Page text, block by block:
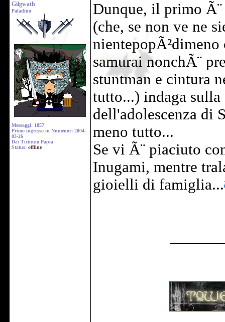
Gilgwath
Paladino
Messaggi: 1857
Primo ingresso in Numenor: 2004-
03-26
Da: Ticinum Papia
Status: offline
Dunque, il primo
(che, se non ve ne
samurai nonchÃ¨
stuntman e cintura
tutto...) indaga
dell'adolescenza di
meno tutto...
Se vi Ã¨ piaciuto
Inugami, mentre
gioielli di famiglia...